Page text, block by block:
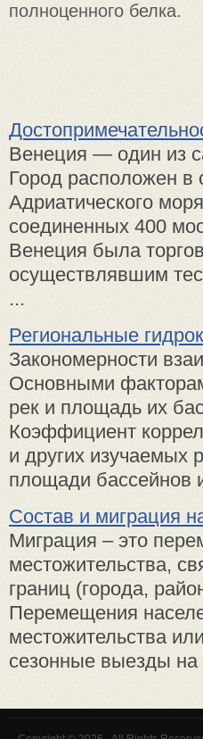
полноценного белка.
Венеция — один из
Город расположен в
Адриатического
соединенных 400
Венеция была
осуществлявшим
...
Региональные
Закономерности
Основными
рек и площадь их
Коэффициент
и других изучаемых
площади бассейнов
Состав и миграция
Миграция – это
местожительства,
границ (города,
Перемещения
местожительства
сезонные выезды на